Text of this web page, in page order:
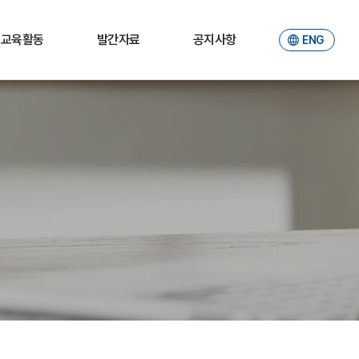
교육활동 발간자료 공지사항 ENG